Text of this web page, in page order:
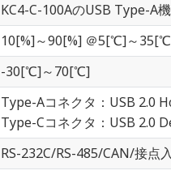
KC4-C-100AのUSB Type-
10[%]～90[%] ＠5[℃]～
-30[℃]～70[℃]
Type-Aコネクタ：USB 2.0
Type-Cコネクタ：USB 2.0
RS-232C/RS-485/CAN/接